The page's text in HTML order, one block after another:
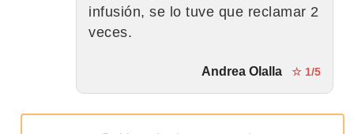
infusión, se lo tuve que reclamar 2
veces.
Andrea Olalla ☆ 1/5